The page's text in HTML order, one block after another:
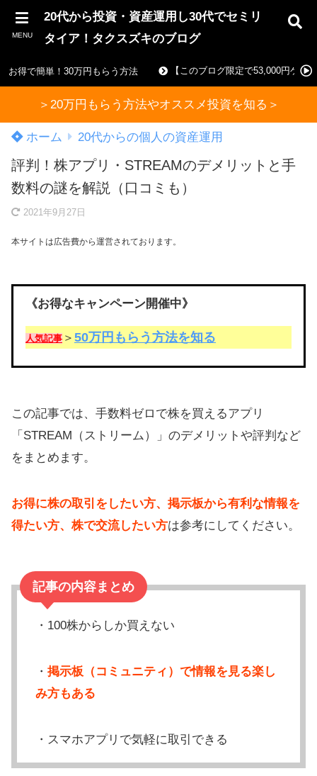
MENU
20代から投資・資産運用し30代でセミリ
タイア！タクスズキのブログ
お得で簡単！30万円もらう方法 【このブログ限定で53,000円ゲッ
＞20万円もらう方法やオススメ投資を知る＞
ホーム 20代からの個人の資産運用
評判！株アプリ・STREAMのデメリットと手
数料の謎を解説（口コミも）
2021年9月27日
本サイトは広告費から運営されております。
《お得なキャンペーン開催中》
人気記事 ＞ 50万円もらう方法を知る
この記事では、手数料ゼロで株を買えるアプリ
「STREAM（ストリーム）」のデメリットや評判など
をまとめます。
お得に株の取引をしたい方、掲示板から有利な情報を
得たい方、株で交流したい方は参考にしてください。
記事の内容まとめ
・100株からしか買えない
・ 掲示板（コミュニティ）で情報を見る楽し
み方もある
・スマホアプリで気軽に取引できる